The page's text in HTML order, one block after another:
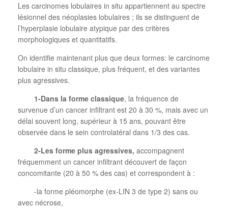
Les carcinomes lobulaires in situ appartiennent au spectre
lésionnel des néoplasies lobulaires ; ils se distinguent de
l’hyperplasie lobulaire atypique par des critères
morphologiques et quantitatifs.
On identifie maintenant plus que deux formes: le carcinome
lobulaire in situ classique, plus fréquent, et des variantes
plus agressives.
1-Dans la forme classique, la fréquence de
survenue d’un cancer infiltrant est 20 à 30 %, mais avec un
délai souvent long, supérieur à 15 ans, pouvant être
observée dans le sein controlatéral dans 1/3 des cas.
2-Les forme plus agressives, accompagnent
fréquemment un cancer infiltrant découvert de façon
concomitante (20 à 50 % des cas) et correspondent à :
-la forme pléomorphe (ex-LIN 3 de type 2) sans ou
avec nécrose,